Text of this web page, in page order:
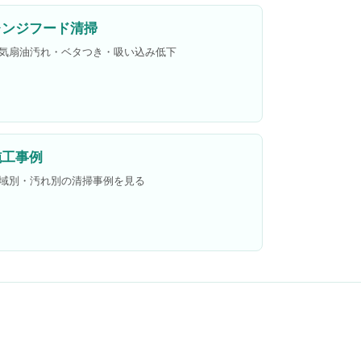
ジフード清掃
扇油汚れ・ベタつき・吸い込み低下
事例
別・汚れ別の清掃事例を見る